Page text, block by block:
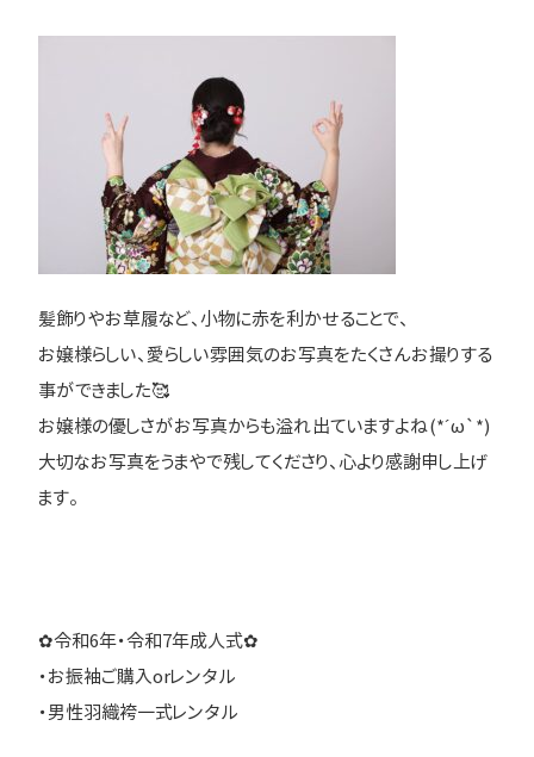
髪飾りやお草履など、小物に赤を利かせることで、
お嬢様らしい、愛らしい雰囲気のお写真をたくさんお撮りする
事ができました🥰
お嬢様の優しさがお写真からも溢れ出ていますよね(*´ω`*)
大切なお写真をうまやで残してくださり、心より感謝申し上げ
ます。
✿令和6年・令和7年成人式✿
・お振袖ご購入orレンタル
・男性羽織袴一式レンタル